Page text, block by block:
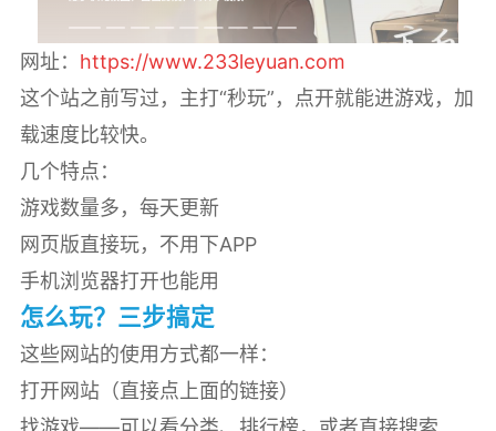
网址： https://www.233leyuan.com
这个站之前写过，主打“秒玩”，点开就能进游戏，加
载速度比较快。
几个特点：
游戏数量多，每天更新
网页版直接玩，不用下APP
手机浏览器打开也能用
怎么玩？三步搞定
这些网站的使用方式都一样：
打开网站（直接点上面的链接）